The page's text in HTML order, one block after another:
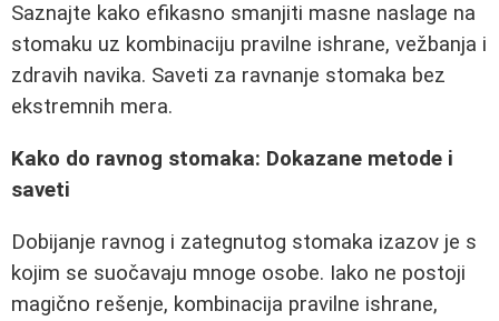
Saznajte kako efikasno smanjiti masne naslage na
stomaku uz kombinaciju pravilne ishrane, vežbanja i
zdravih navika. Saveti za ravnanje stomaka bez
ekstremnih mera.
Kako do ravnog stomaka: Dokazane metode i
saveti
Dobijanje ravnog i zategnutog stomaka izazov je s
kojim se suočavaju mnoge osobe. Iako ne postoji
magično rešenje, kombinacija pravilne ishrane,